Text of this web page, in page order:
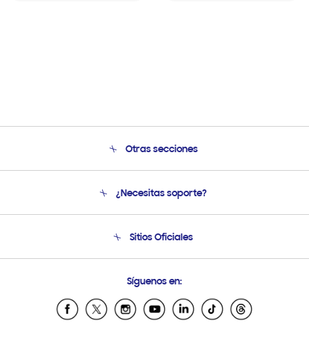
Otras secciones
Soporte
Seguimiento de tu pedido
¿Necesitas soporte?
Soporte vía eMail
Sitios Oficiales
Samsung Ecuador
Samsung El Salvador
Síguenos en: